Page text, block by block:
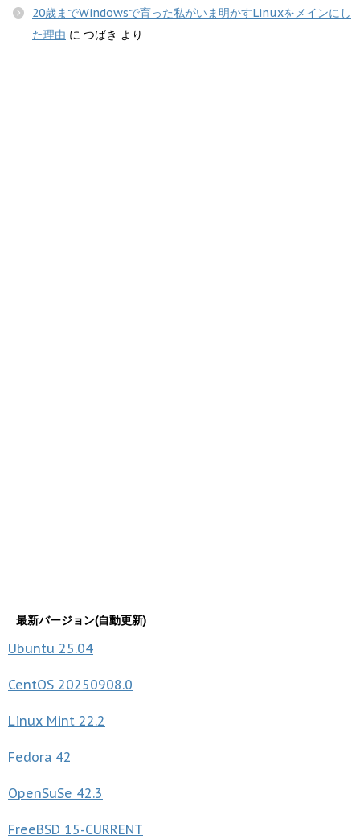
20歳までWindowsで育った私がいま明かすLinuxをメインにし
た理由 に つばき より
最新バージョン(自動更新)
Ubuntu 25.04
CentOS 20250908.0
Linux Mint 22.2
Fedora 42
OpenSuSe 42.3
FreeBSD 15-CURRENT